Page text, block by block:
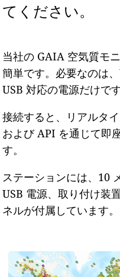
てください。
当社の GAIA 空気質モ
簡単です。必要なのは
USB 対応の電源だけです
接続すると、リアルタ
および API を通じて即
す。
ステーションには、10
USB 電源、取り付け装
ネルが付属しています。